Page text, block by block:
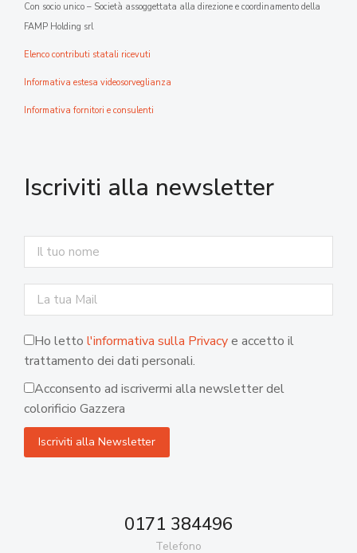
Con socio unico – Società assoggettata alla direzione e coordinamento della
FAMP Holding srl
Elenco contributi statali ricevuti
Informativa estesa videosorveglianza
Informativa fornitori e consulenti
Iscriviti alla newsletter
Ho letto l'informativa sulla Privacye accetto il
trattamento dei dati personali.
Acconsento ad iscrivermi alla newsletter del
colorificio Gazzera
0171 384496
Telefono